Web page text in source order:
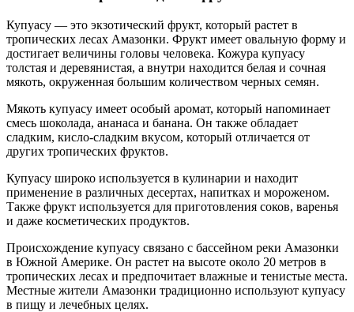
Купуасу — это экзотический фрукт, который растет в
тропических лесах Амазонки. Фрукт имеет овальную форму и
достигает величины головы человека. Кожура купуасу
толстая и деревянистая, а внутри находится белая и сочная
мякоть, окруженная большим количеством черных семян.
Мякоть купуасу имеет особый аромат, который напоминает
смесь шоколада, ананаса и банана. Он также обладает
сладким, кисло-сладким вкусом, который отличается от
других тропических фруктов.
Купуасу широко используется в кулинарии и находит
применение в различных десертах, напитках и мороженом.
Также фрукт используется для приготовления соков, варенья
и даже косметических продуктов.
Происхождение купуасу связано с бассейном реки Амазонки
в Южной Америке. Он растет на высоте около 20 метров в
тропических лесах и предпочитает влажные и тенистые места.
Местные жители Амазонки традиционно используют купуасу
в пищу и лечебных целях.